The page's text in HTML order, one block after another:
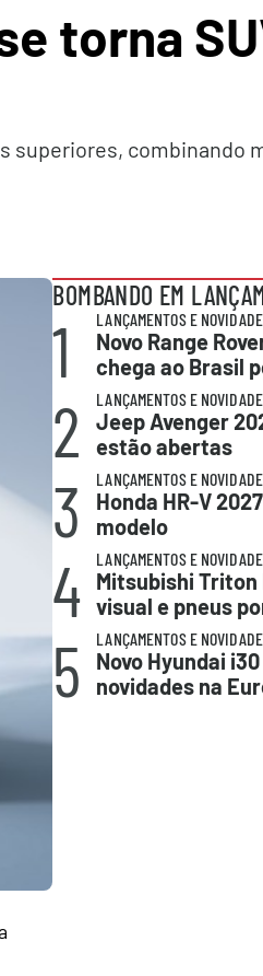
torna
superiores, combinando
BOMBANDO EM
1 LANÇAMENTOS E
Novo Range
chega ao Brasil
2 LANÇAMENTOS E
Jeep Avenger
estão abertas
3 LANÇAMENTOS E
Honda HR-V
modelo
4 LANÇAMENTOS E
Mitsubishi
visual e pneus
5 LANÇAMENTOS E
Novo Hyundai
novidades na